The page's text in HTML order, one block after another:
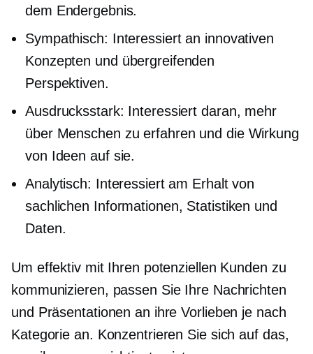
dem Endergebnis.
Sympathisch: Interessiert an innovativen
Konzepten und übergreifenden
Perspektiven.
Ausdrucksstark: Interessiert daran, mehr
über Menschen zu erfahren und die Wirkung
von Ideen auf sie.
Analytisch: Interessiert am Erhalt von
sachlichen Informationen, Statistiken und
Daten.
Um effektiv mit Ihren potenziellen Kunden zu
kommunizieren, passen Sie Ihre Nachrichten
und Präsentationen an ihre Vorlieben je nach
Kategorie an. Konzentrieren Sie sich auf das,